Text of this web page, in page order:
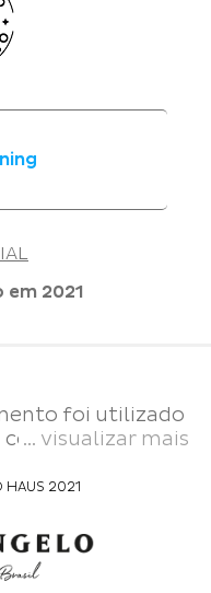
em 2021
foi utilizado
materiais que
Com
bem
... visualizar mais
HAUS 2021